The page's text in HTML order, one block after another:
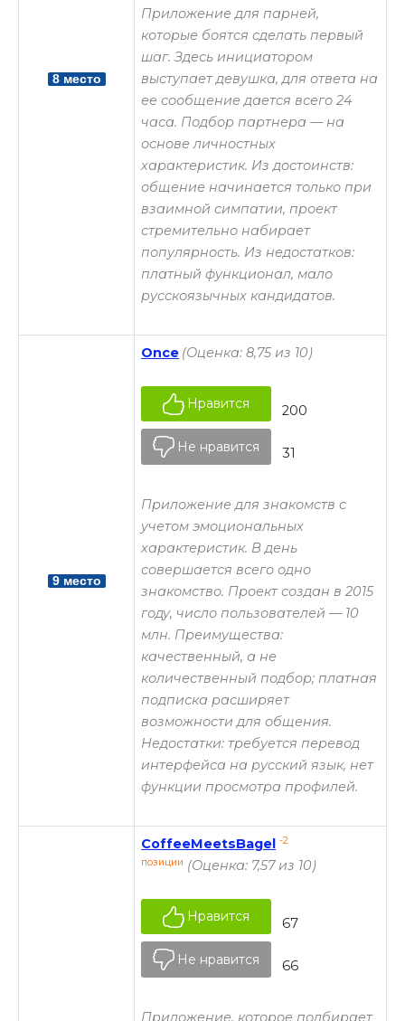
8 место
Приложение для парней,
которые боятся сделать первый
шаг. Здесь инициатором
выступает девушка, для ответа на
ее сообщение дается всего 24
часа. Подбор партнера — на
основе личностных
характеристик. Из достоинств:
общение начинается только при
взаимной симпатии, проект
стремительно набирает
популярность. Из недостатков:
платный функционал, мало
русскоязычных кандидатов.
9 место
Once (Оценка: 8,75 из 10)
Нравится 200
Не нравится 31
Приложение для знакомств с
учетом эмоциональных
характеристик. В день
совершается всего одно
знакомство. Проект создан в 2015
году, число пользователей — 10
млн. Преимущества:
качественный, а не
количественный подбор; платная
подписка расширяет
возможности для общения.
Недостатки: требуется перевод
интерфейса на русский язык, нет
функции просмотра профилей.
CoffeeMeetsBagel
-2
позиции (Оценка: 7,57 из 10)
Нравится 67
Не нравится 66
Приложение, которое подбирает